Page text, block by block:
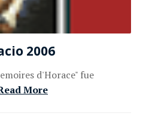
2006
d'Horace" fue
More